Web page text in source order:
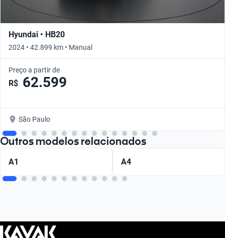
Hyundai • HB20
2024 • 42.899 km • Manual
Preço a partir de
R$ 62.599
São Paulo
Outros modelos relacionados
A1 A4